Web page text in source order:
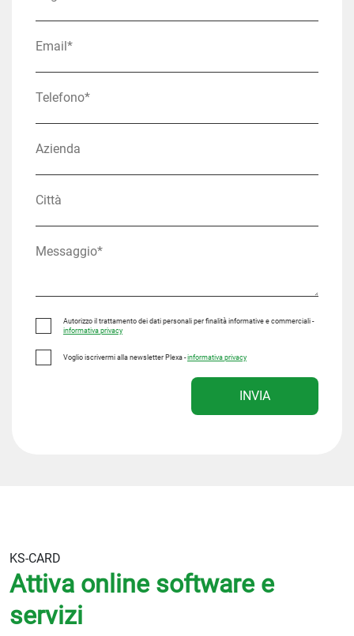
Autorizzo il trattamento dei dati personali per finalità informative e commerciali -
informativa privacy
Voglio iscrivermi alla newsletter Plexa -informativa privacy
INVIA
KS-CARD
Attiva online software e
servizi